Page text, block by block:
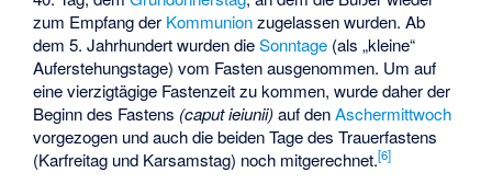
zum Empfang der Kommunionzugelassen wurden. Ab
dem 5. Jahrhundert wurden dieSonntage (als „kleine“
Auferstehungstage) vom Fasten ausgenommen. Um auf
eine vierzigtägige Fastenzeit zu kommen, wurde daher der
Beginn des Fastens (caput ieiunii)auf denAschermittwoch
vorgezogen und auch die beiden Tage des Trauerfastens
(Karfreitag und Karsamstag) noch mitgerechnet.[6]